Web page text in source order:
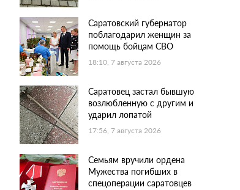
Саратовский губернатор
поблагодарил женщин за
помощь бойцам СВО
18:10, 7 августа 2026
Саратовец застал бывшую
возлюбленную с другим и
ударил лопатой
17:56, 7 августа 2026
Семьям вручили ордена
Мужества погибших в
спецоперации саратовцев